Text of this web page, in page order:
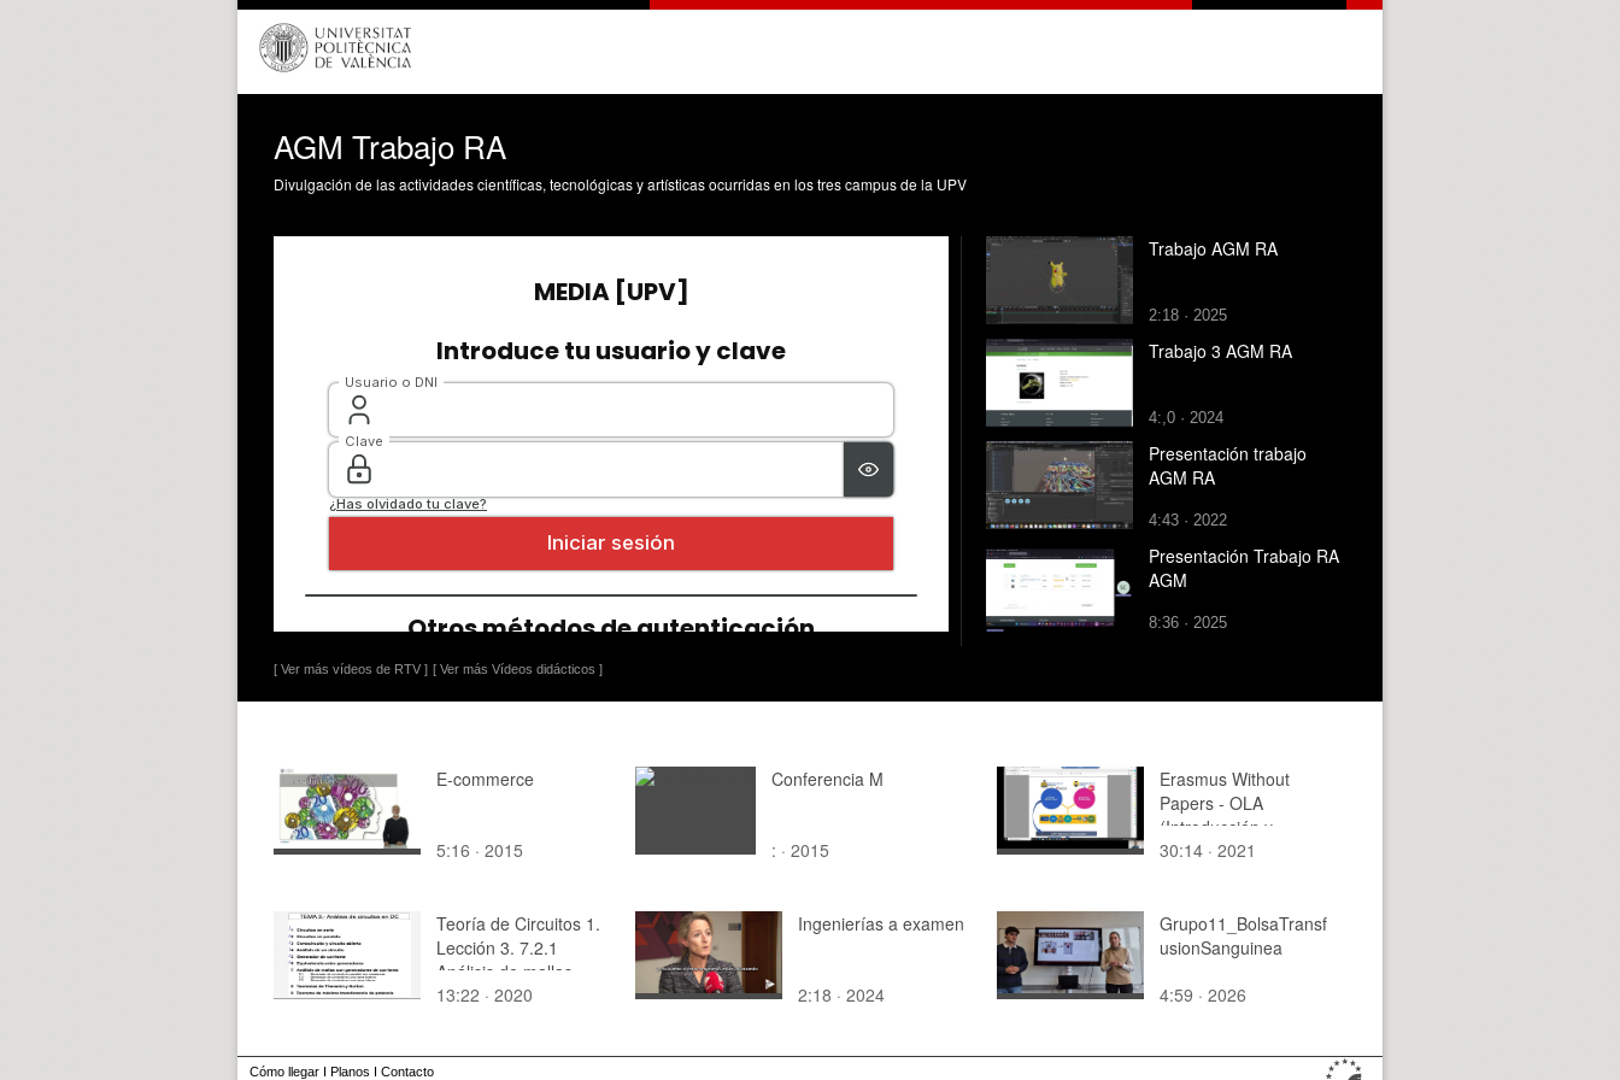
AGM Trabajo RA
Divulgación de las actividades científicas, tecnológicas y artísticas ocurridas en los tres campus de la UPV
[ Ver más vídeos de RTV ] [ Ver más Vídeos didácticos ]
Trabajo AGM RA
2:18 · 2025
Trabajo 3 AGM RA
4:,0 · 2024
Presentación trabajo
AGM RA
4:43 · 2022
Presentación Trabajo RA
AGM
8:36 · 2025
E-commerce
5:16 · 2015
Conferencia M
: · 2015
Erasmus Without
Papers - OLA
(Introducción y
ejemplo outgoing
30:14 · 2021
Teoría de Circuitos 1.
Lección 3. 7.2.1
Análisis de mallas
generador de
13:22 · 2020
Ingenierías a examen
2:18 · 2024
Grupo11_BolsaTransf
usionSanguinea
4:59 · 2026
Cómo llegar I Planos I Contacto